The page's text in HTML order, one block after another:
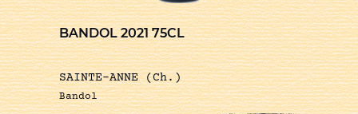
BANDOL 2021 75CL
SAINTE-ANNE (Ch.)
Bandol